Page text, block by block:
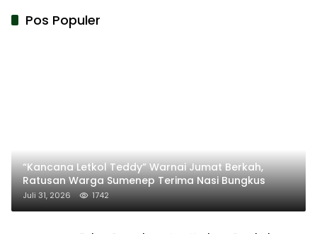
Pos Populer
“Kancana Letkol Teddy” Warnai Jumat Berkah,
Ratusan Warga Sumenep Terima Nasi Bungkus
Juli 31, 2026 1742